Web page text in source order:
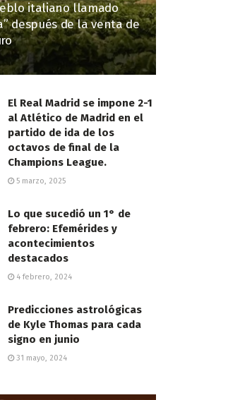
italiano llamado
después de la venta de
El Real Madrid se impone 2-1
al Atlético de Madrid en el
partido de ida de los
octavos de final de la
Champions League.
5 marzo, 2025
Lo que sucedió un 1° de
febrero: Efemérides y
acontecimientos
destacados
4 febrero, 2024
Predicciones astrológicas
de Kyle Thomas para cada
signo en junio
31 mayo, 2024